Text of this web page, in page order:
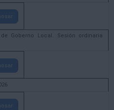
de Goberno Local. Sesión ordinaria